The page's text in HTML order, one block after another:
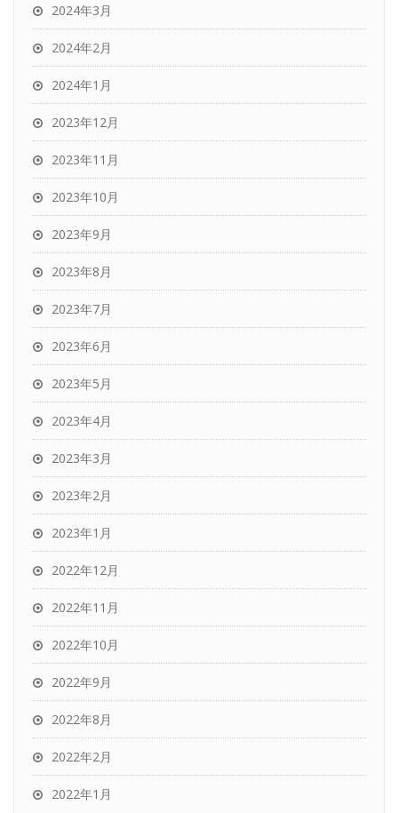
2024年3月
2024年2月
2024年1月
2023年12月
2023年11月
2023年10月
2023年9月
2023年8月
2023年7月
2023年6月
2023年5月
2023年4月
2023年3月
2023年2月
2023年1月
2022年12月
2022年11月
2022年10月
2022年9月
2022年8月
2022年2月
2022年1月